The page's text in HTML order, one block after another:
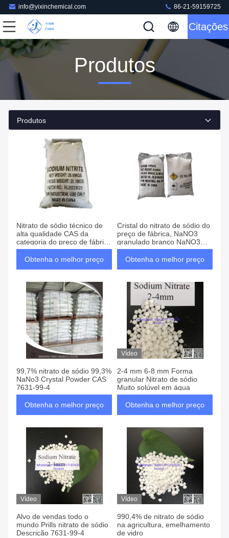
info@yixinchemical.com 86-21-59159725
Citações
Produtos
Produtos
Nitrato de sódio técnico de
alta qualidade CAS da
categoria do preço de fábrica
7631-99-4
Obtenha o melhor preço
Cristal do nitrato de sódio do
preço de fábrica, NaNO3
granulado branco NaNO3
CAS 7631-99-4
Obtenha o melhor preço
99,7% nitrato de sódio 99,3%
NaNo3 Crystal Powder CAS
7631-99-4
Obtenha o melhor preço
Vídeo
2-4 mm 6-8 mm Forma
granular Nitrato de sódio
Muito solúvel em água
Obtenha o melhor preço
Vídeo
Alvo de vendas todo o
mundo Prills nitrato de sódio
Descrição 7631-99-4
Vídeo
990,4% de nitrato de sódio
na agricultura, emelhamento
de vidro